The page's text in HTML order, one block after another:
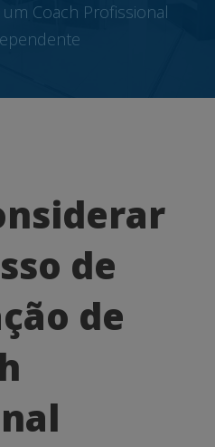
Coach Profissional
de
de